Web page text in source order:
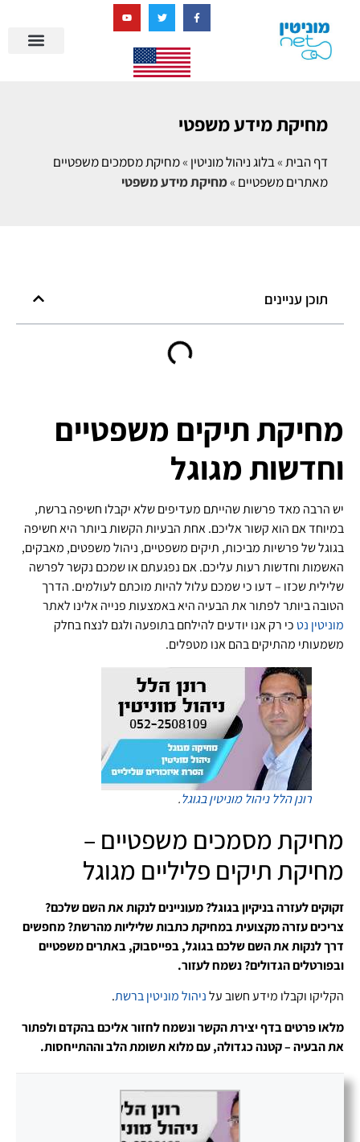
מחיקת מידע משפטי
דף הבית»בלוג ניהול מוניטין »מחיקת מסמכים משפטיים
מאתרים משפטיים »מחיקת מידע משפטי
תוכן עניינים
מחיקת תיקים משפטיים
וחדשות מגוגל
יש הרבה מאד פרשות שהייתם מעדיפים שלא יקבלו חשיפה ברשת,
במיוחד אם הוא קשור אליכם. אחת הבעיות הקשות ביותר היא חשיפה
בגוגל של פרשיות מביכות, תיקים משפטיים, ניהול משפטים, מאבקים,
האשמות וחדשות רעות עליכם. אם נפגעתם או שמכם נקשר לפרשה
שלילית שכזו – דעו כי שמכם עלול להיות מוכתם לעולמים. הדרך
הטובה ביותר לפתור את הבעיה היא באמצעות פנייה אלינו לאתר
מוניטין נטכי רק אנו יודעים להילחם בתופעה ולגם לנצח בחלק
משמעותי מהתיקים בהם אנו מטפלים.
רונן הלל ניהול מוניטין בגוגל.
מחיקת מסמכים משפטיים –
מחיקת תיקים פליליים מגוגל
זקוקים לעזרה בניקיון בגוגל? מעוניינים לנקות את השם שלכם?
צריכים עזרה מקצועית במחיקת כתבות שליליות מהרשת? מחפשים
דרך לנקות את השם שלכם בגוגל, בפייסבוק, באתרים משפטיים
ובפורטלים הגדולים? נשמח לעזור.
הקליקו וקבלו מידע חשוב עלניהול מוניטין ברשת.
מלאו פרטים בדף יצירת הקשר ונשמח לחזור אליכם בהקדם ולפתור
את הבעיה – קטנה כגדולה, עם מלוא תשומת הלב וההתייחסות.